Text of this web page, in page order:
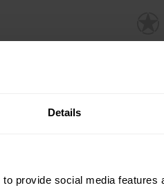
Details
provide social media
Suprema